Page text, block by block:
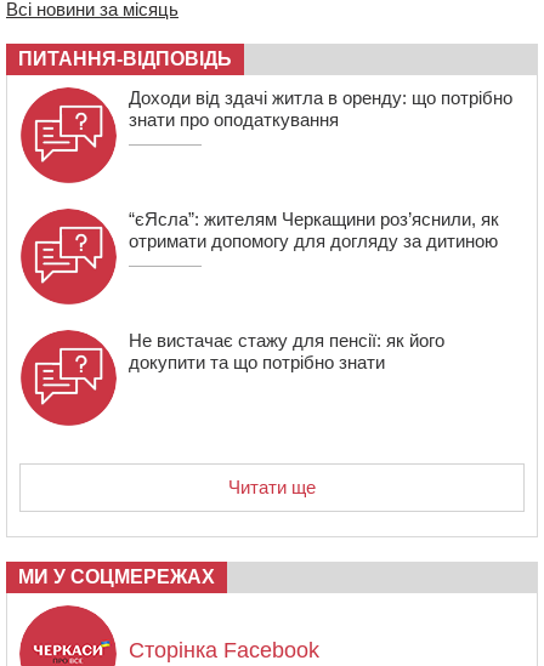
правоохоронці виявили 700 метрів браконьєрських
10:33 У Черкасах легковик зіткнувся із вантажівкою й
“відлетів” у стіну: постраждав підліток
Всі новини за місяць
ПИТАННЯ-ВІДПОВІДЬ
Доходи від здачі житла в оренду: що потрібно
знати про оподаткування
“єЯсла”: жителям Черкащини роз’яснили, як
отримати допомогу для догляду за дитиною
Не вистачає стажу для пенсії: як його
докупити та що потрібно знати
Читати ще
МИ У СОЦМЕРЕЖАХ
Сторінка Facebook